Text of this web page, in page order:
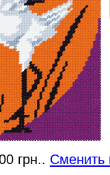
грн.. Сменить